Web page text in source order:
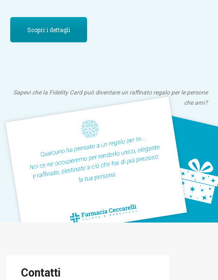
Scopri i dettagli
Sapevi che la Fidelity Card può diventare un raffinato regalo per le persone
che ami?
Contatti